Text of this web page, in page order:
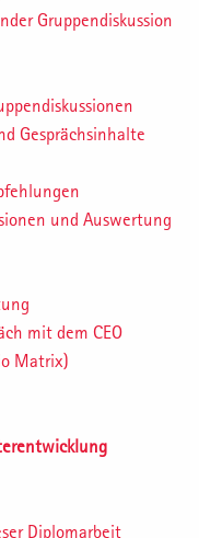
Gruppendiskussion
Gesprächsinhalte
und Auswertung
mit dem CEO
Matrix)
Diplomarbeit